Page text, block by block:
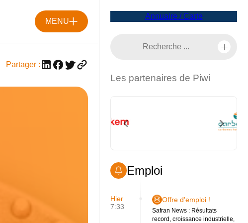
MENU
Partager :
Annuaire / Carte
Les partenaires de Piwi
Emploi
Hier
7:33
Offre d'emploi !
Safran News : Résultats
record, croissance industrielle,